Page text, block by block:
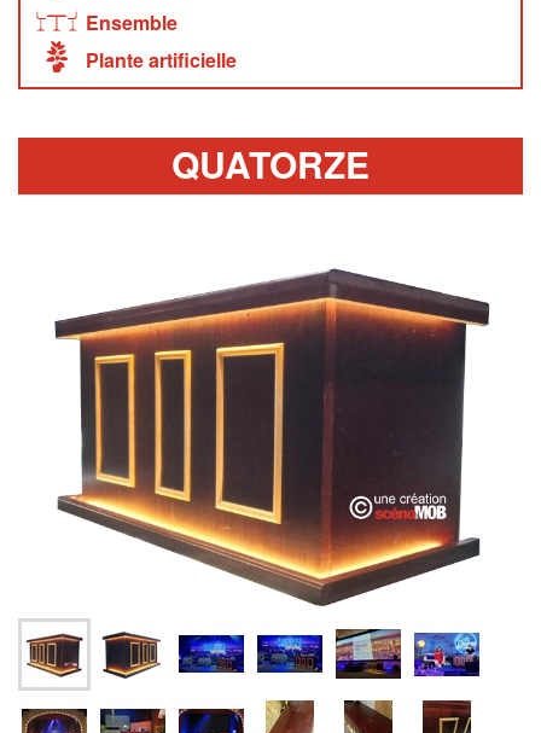
Ensemble
Plante artificielle
QUATORZE